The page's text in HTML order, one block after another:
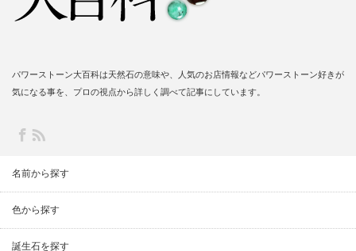
パワーストーン大百科は天然石の意味や、人気のお店情報などパワーストーン好きが
気になる事を、プロの視点から詳しく調べて記事にしています。
名前から探す
色から探す
誕生石を探す